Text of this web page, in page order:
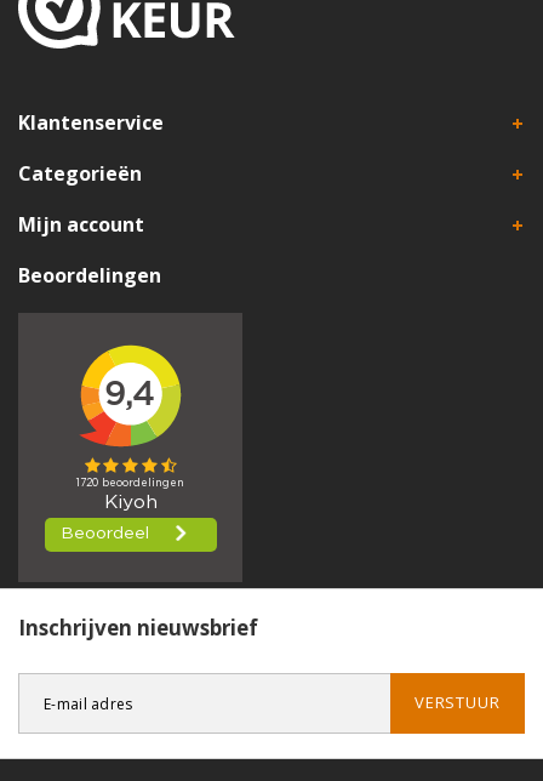
Klantenservice
Categorieën
Mijn account
Beoordelingen
Inschrijven nieuwsbrief
VERSTUUR